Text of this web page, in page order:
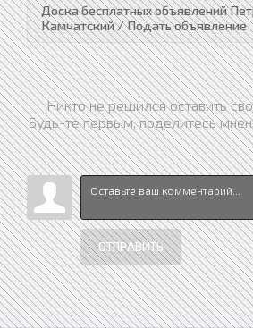
Доска бесплатных объявлений
Камчатский / Подать объявление
Никто не решился оставить
Будь-те первым, поделитесь
ОТПРАВИТЬ